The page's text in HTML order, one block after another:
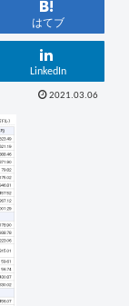
はてブ
LinkedIn
2021.03.06